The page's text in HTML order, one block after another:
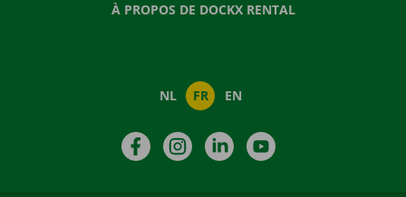
À PROPOS DE DOCKX RENTAL
NL FR EN
FacebookInstagramLinkedIn